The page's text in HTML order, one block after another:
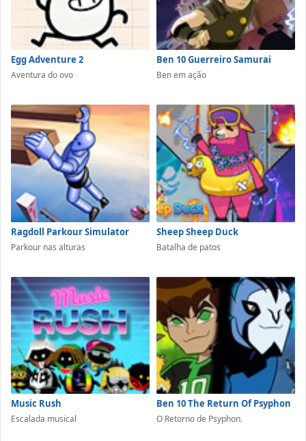
Egg Adventure 2
Aventura do ovo
Ben 10 Guerreiro Samurai
Ben em ação
Ragdoll Parkour Simulator
Parkour nas alturas
Sheep Sheep Duck
Batalha de patos
Music Rush
Escalada musical
Ben 10 The Return Of Psyphon
O Retorno de Psyphon.